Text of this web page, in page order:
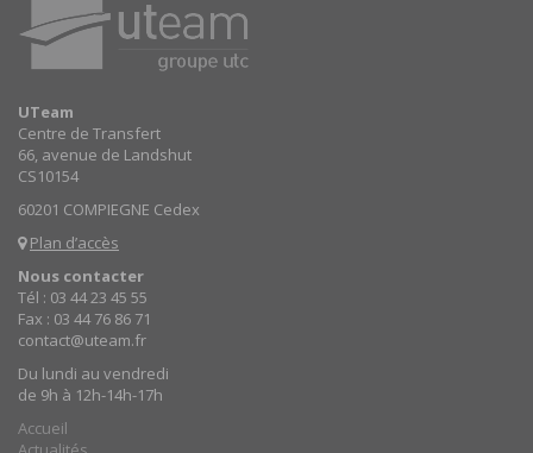
UTeam
Centre de Transfert
66, avenue de Landshut
CS10154
60201 COMPIEGNE Cedex
Plan d’accès
Nous contacter
Tél : 03 44 23 45 55
Fax : 03 44 76 86 71
contact@uteam.fr
Du lundi au vendredi
de 9h à 12h-14h-17h
Accueil